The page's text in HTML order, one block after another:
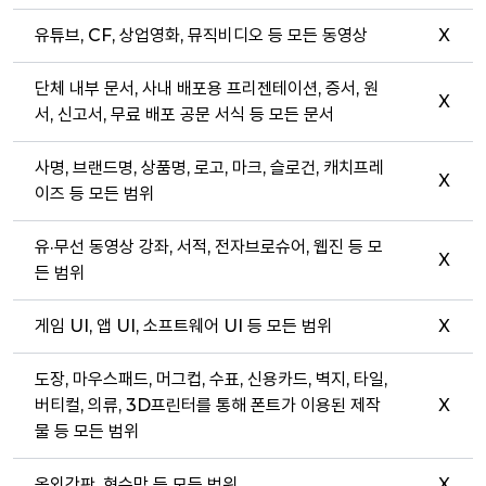
유튜브, CF, 상업영화, 뮤직비디오 등 모든 동영상 X
단체 내부 문서, 사내 배포용 프리젠테이션, 증서, 원
서, 신고서, 무료 배포 공문 서식 등 모든 문서
X
사명, 브랜드명, 상품명, 로고, 마크, 슬로건, 캐치프레
이즈 등 모든 범위
X
유·무선 동영상 강좌, 서적, 전자브로슈어, 웹진 등 모
든 범위
X
게임 UI, 앱 UI, 소프트웨어 UI 등 모든 범위 X
도장, 마우스패드, 머그컵, 수표, 신용카드, 벽지, 타일,
버티컬, 의류, 3D프린터를 통해 폰트가 이용된 제작
물 등 모든 범위
X